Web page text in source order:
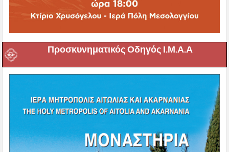
Προσκυνηματικός Οδηγός Ι.Μ.Α.Α